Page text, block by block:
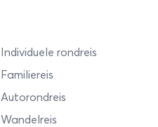
Individuele rondreis
Familiereis
Autorondreis
Wandelreis